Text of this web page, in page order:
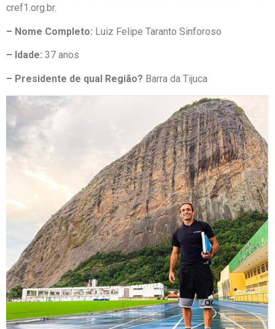
cref1.org.br.
– Nome Completo: Luiz Felipe Taranto Sinforoso
– Idade: 37 anos
– Presidente de qual Região? Barra da Tijuca